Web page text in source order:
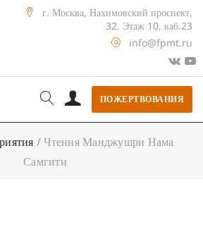
г. Москва, Нахимовский проспект,
32. Этаж 10, каб.23
info@fpmt.ru
ПОЖЕРТВОВАНИЯ
/Чтения Манджушри Нама
Самгити